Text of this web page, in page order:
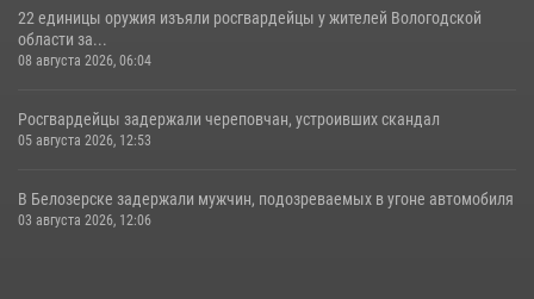
22 единицы оружия изъяли росгвардейцы у жителей Вологодской
области за...
08 августа 2026, 06:04
Росгвардейцы задержали череповчан, устроивших скандал
05 августа 2026, 12:53
В Белозерске задержали мужчин, подозреваемых в угоне автомобиля
03 августа 2026, 12:06